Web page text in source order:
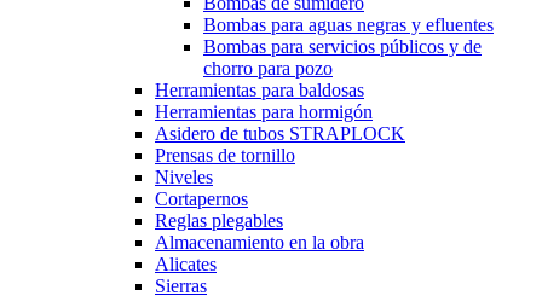
Bombas para aguas negras y efluentes
Bombas para servicios públicos y de
chorro para pozo
Herramientas para baldosas
Herramientas para hormigón
Asidero de tubos STRAPLOCK
Prensas de tornillo
Niveles
Cortapernos
Reglas plegables
Almacenamiento en la obra
Alicates
Sierras